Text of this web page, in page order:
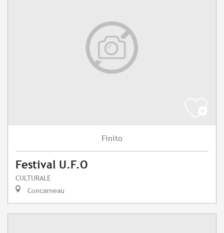
Finito
Festival U.F.O
CULTURALE
Concarneau